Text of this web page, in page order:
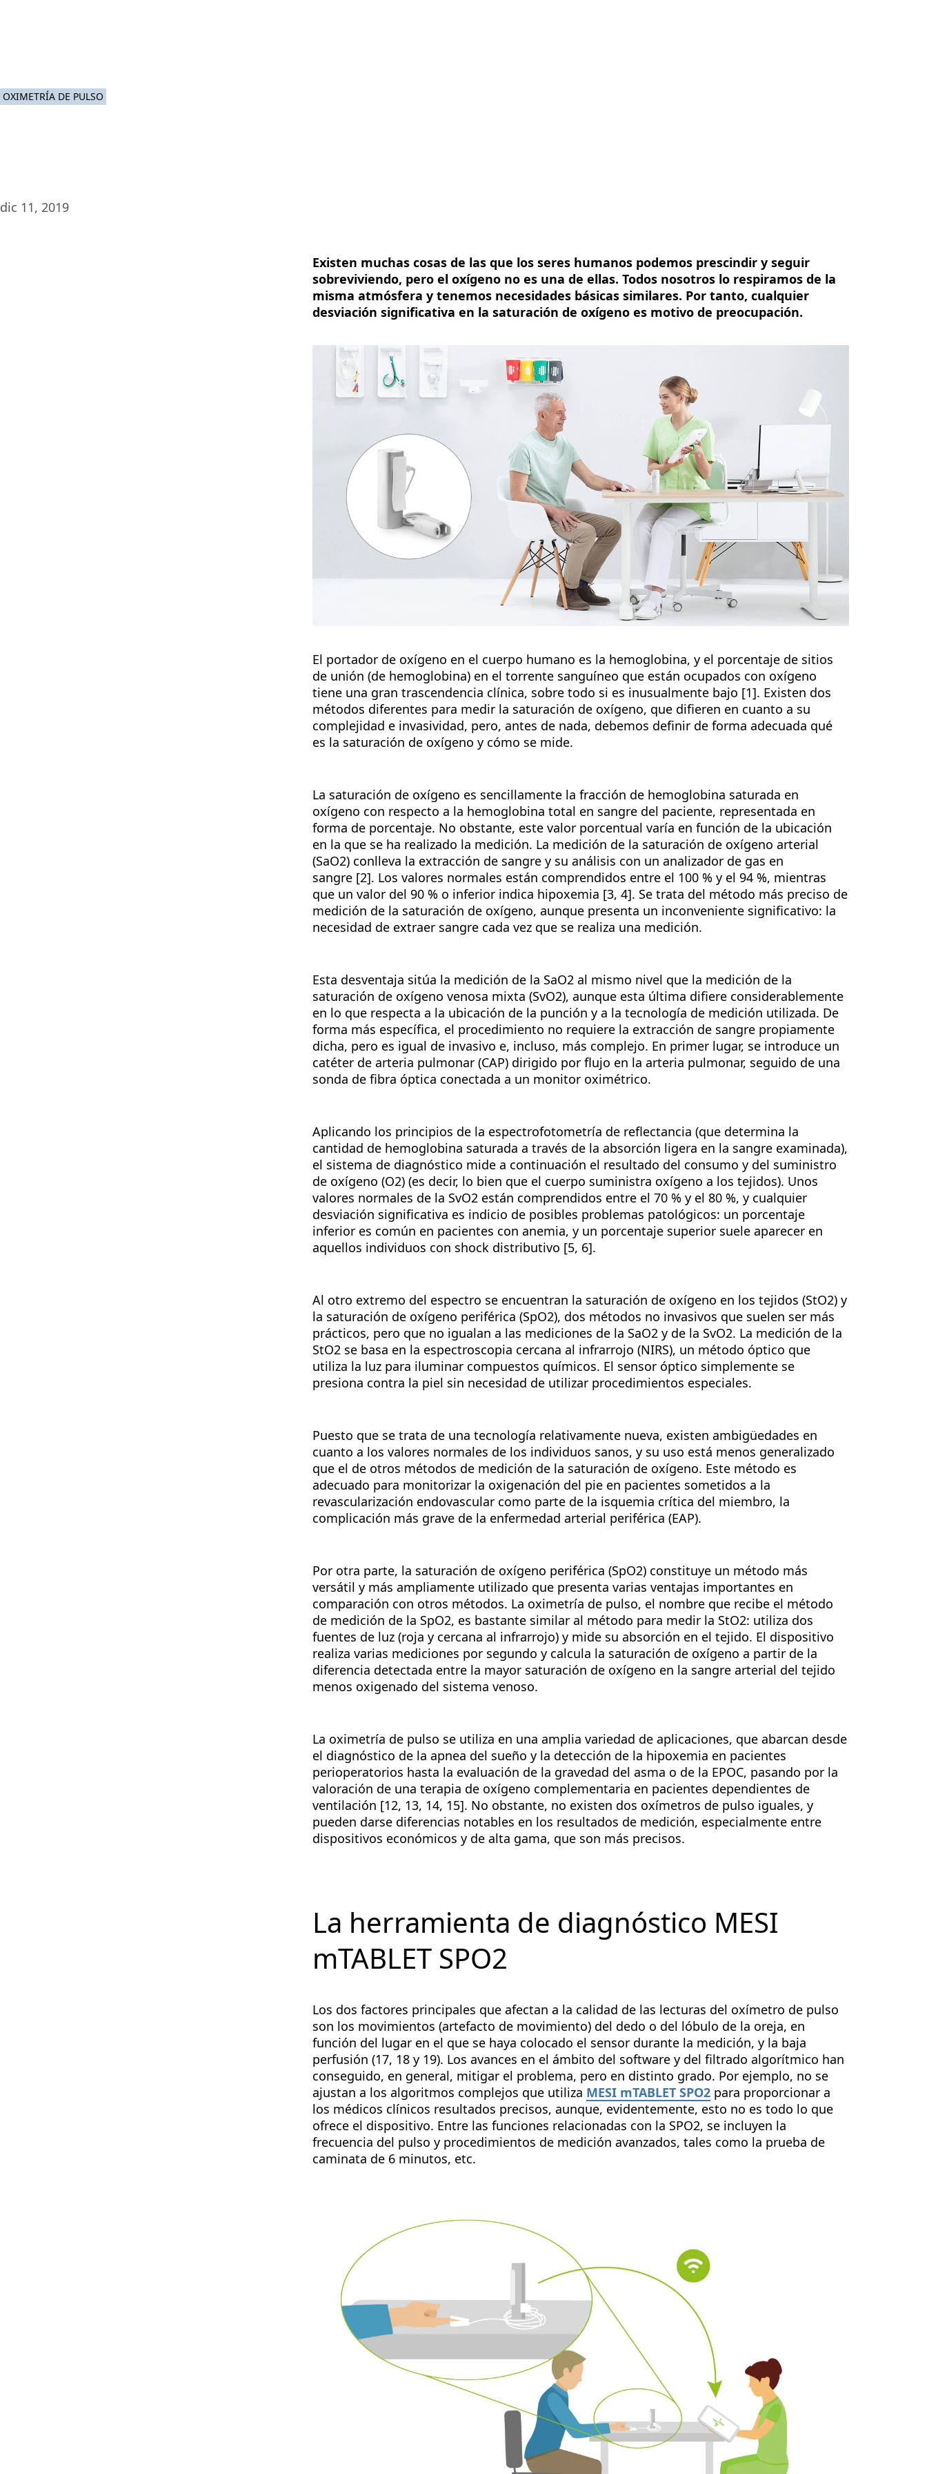
OXIMETRÍA DE PULSO
dic 11, 2019
Existen muchas cosas de las que los seres humanos podemos prescindir y seguir
sobreviviendo, pero el oxígeno no es una de ellas. Todos nosotros lo respiramos de la
misma atmósfera y tenemos necesidades básicas similares. Por tanto, cualquier
desviación significativa en la saturación de oxígeno es motivo de preocupación.
El portador de oxígeno en el cuerpo humano es la hemoglobina, y el porcentaje de sitios
de unión (de hemoglobina) en el torrente sanguíneo que están ocupados con oxígeno
tiene una gran trascendencia clínica, sobre todo si es inusualmente bajo [1]. Existen dos
métodos diferentes para medir la saturación de oxígeno, que difieren en cuanto a su
complejidad e invasividad, pero, antes de nada, debemos definir de forma adecuada qué
es la saturación de oxígeno y cómo se mide.
La saturación de oxígeno es sencillamente la fracción de hemoglobina saturada en
oxígeno con respecto a la hemoglobina total en sangre del paciente, representada en
forma de porcentaje. No obstante, este valor porcentual varía en función de la ubicación
en la que se ha realizado la medición. La medición de la saturación de oxígeno arterial
(SaO2) conlleva la extracción de sangre y su análisis con un analizador de gas en
sangre [2]. Los valores normales están comprendidos entre el 100 % y el 94 %, mientras
que un valor del 90 % o inferior indica hipoxemia [3, 4]. Se trata del método más preciso de
medición de la saturación de oxígeno, aunque presenta un inconveniente significativo: la
necesidad de extraer sangre cada vez que se realiza una medición.
Esta desventaja sitúa la medición de la SaO2 al mismo nivel que la medición de la
saturación de oxígeno venosa mixta (SvO2), aunque esta última difiere considerablemente
en lo que respecta a la ubicación de la punción y a la tecnología de medición utilizada. De
forma más específica, el procedimiento no requiere la extracción de sangre propiamente
dicha, pero es igual de invasivo e, incluso, más complejo. En primer lugar, se introduce un
catéter de arteria pulmonar (CAP) dirigido por flujo en la arteria pulmonar, seguido de una
sonda de fibra óptica conectada a un monitor oximétrico.
Aplicando los principios de la espectrofotometría de reflectancia (que determina la
cantidad de hemoglobina saturada a través de la absorción ligera en la sangre examinada),
el sistema de diagnóstico mide a continuación el resultado del consumo y del suministro
de oxígeno (O2) (es decir, lo bien que el cuerpo suministra oxígeno a los tejidos). Unos
valores normales de la SvO2 están comprendidos entre el 70 % y el 80 %, y cualquier
desviación significativa es indicio de posibles problemas patológicos: un porcentaje
inferior es común en pacientes con anemia, y un porcentaje superior suele aparecer en
aquellos individuos con shock distributivo [5, 6].
Al otro extremo del espectro se encuentran la saturación de oxígeno en los tejidos (StO2) y
la saturación de oxígeno periférica (SpO2), dos métodos no invasivos que suelen ser más
prácticos, pero que no igualan a las mediciones de la SaO2 y de la SvO2. La medición de la
StO2 se basa en la espectroscopia cercana al infrarrojo (NIRS), un método óptico que
utiliza la luz para iluminar compuestos químicos. El sensor óptico simplemente se
presiona contra la piel sin necesidad de utilizar procedimientos especiales.
Puesto que se trata de una tecnología relativamente nueva, existen ambigüedades en
cuanto a los valores normales de los individuos sanos, y su uso está menos generalizado
que el de otros métodos de medición de la saturación de oxígeno. Este método es
adecuado para monitorizar la oxigenación del pie en pacientes sometidos a la
revascularización endovascular como parte de la isquemia crítica del miembro, la
complicación más grave de la enfermedad arterial periférica (EAP).
Por otra parte, la saturación de oxígeno periférica (SpO2) constituye un método más
versátil y más ampliamente utilizado que presenta varias ventajas importantes en
comparación con otros métodos. La oximetría de pulso, el nombre que recibe el método
de medición de la SpO2, es bastante similar al método para medir la StO2: utiliza dos
fuentes de luz (roja y cercana al infrarrojo) y mide su absorción en el tejido. El dispositivo
realiza varias mediciones por segundo y calcula la saturación de oxígeno a partir de la
diferencia detectada entre la mayor saturación de oxígeno en la sangre arterial del tejido
menos oxigenado del sistema venoso.
La oximetría de pulso se utiliza en una amplia variedad de aplicaciones, que abarcan desde
el diagnóstico de la apnea del sueño y la detección de la hipoxemia en pacientes
perioperatorios hasta la evaluación de la gravedad del asma o de la EPOC, pasando por la
valoración de una terapia de oxígeno complementaria en pacientes dependientes de
ventilación [12, 13, 14, 15]. No obstante, no existen dos oxímetros de pulso iguales, y
pueden darse diferencias notables en los resultados de medición, especialmente entre
dispositivos económicos y de alta gama, que son más precisos.
La herramienta de diagnóstico MESI
mTABLET SPO2
Los dos factores principales que afectan a la calidad de las lecturas del oxímetro de pulso
son los movimientos (artefacto de movimiento) del dedo o del lóbulo de la oreja, en
función del lugar en el que se haya colocado el sensor durante la medición, y la baja
perfusión (17, 18 y 19). Los avances en el ámbito del software y del filtrado algorítmico han
conseguido, en general, mitigar el problema, pero en distinto grado. Por ejemplo, no se
ajustan a los algoritmos complejos que utiliza MESI mTABLET SPO2 para proporcionar a
los médicos clínicos resultados precisos, aunque, evidentemente, esto no es todo lo que
ofrece el dispositivo. Entre las funciones relacionadas con la SPO2, se incluyen la
frecuencia del pulso y procedimientos de medición avanzados, tales como la prueba de
caminata de 6 minutos, etc.